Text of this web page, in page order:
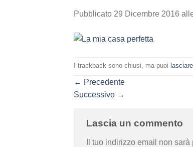
Pubblicato 29 Dicembre 2016
I trackback sono chiusi, ma puoi
← Precedente
Successivo →
Lascia un commento
Il tuo indirizzo email non